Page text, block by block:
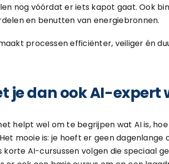
nog vóórdat er iets kapot gaat. Ook
en benutten van energiebronnen.
processen efficiënter, veiliger én
je dan ook AI-expert
helpt wel om te begrijpen wat AI is,
mooie is: je hoeft er geen dagenlange
korte AI-cursussen volgen die speciaal